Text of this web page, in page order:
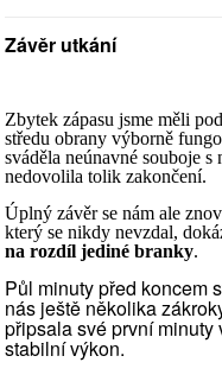
Závěr utkání
Zbytek zápasu jsme měli
středu obrany výborně
sváděla neúnavné souboje
nedovolila tolik zakončení.
Úplný závěr se nám ale
který se nikdy nevzdal,
na rozdíl jediné branky.
Půl minuty před koncem
nás ještě několika
připsala své první
stabilní výkon.